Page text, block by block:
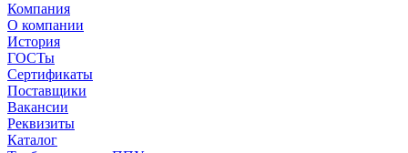
Компания
О компании
История
ГОСТы
Сертификаты
Поставщики
Вакансии
Реквизиты
Каталог